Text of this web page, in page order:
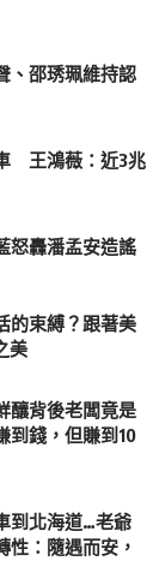
邵琇珮維持認
王鴻薇：近3兆
怒轟潘孟安造謠
的束縛？跟著美
美
釀背後老闆竟是
到錢，但賺到10
到北海道…老爺
性：隨遇而安，